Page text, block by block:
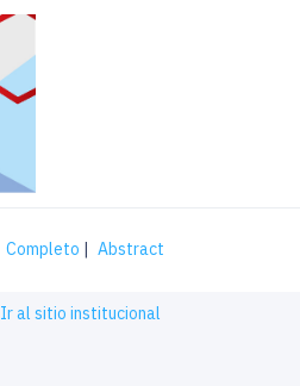
Completo | Abstract
Ir al sitio institucional